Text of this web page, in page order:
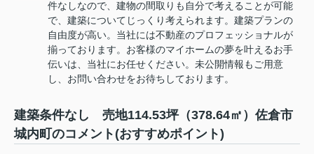
件なしなので、建物の間取りも自分で考えることが可能
で、建築についてじっくり考えられます。建築プランの
自由度が高い。当社には不動産のプロフェッショナルが
揃っております。お客様のマイホームの夢を叶えるお手
伝いは、当社にお任せください。未公開情報もご用意
し、お問い合わせをお待ちしております。
建築条件なし 売地114.53坪（378.64㎡）佐倉市
城内町のコメント(おすすめポイント)